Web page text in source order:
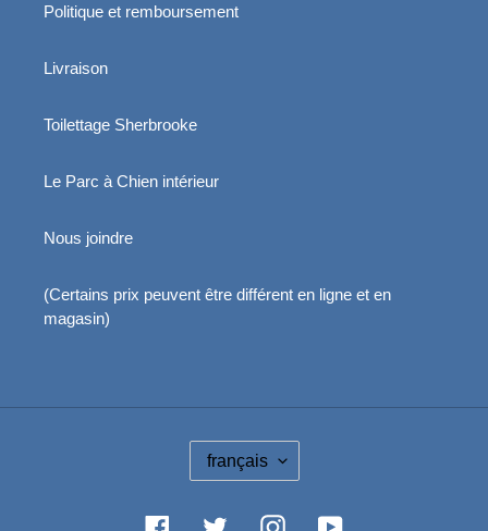
Politique et remboursement
Livraison
Toilettage Sherbrooke
Le Parc à Chien intérieur
Nous joindre
(Certains prix peuvent être différent en ligne et en
magasin)
L
G
français
Facebook Twitter InstagramYouTube